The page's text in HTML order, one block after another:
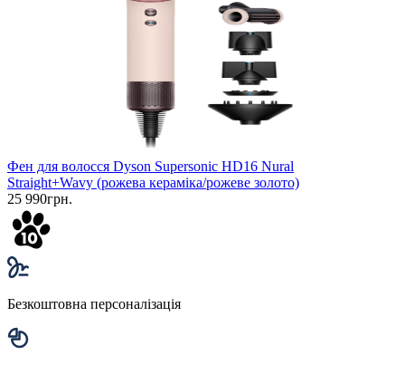
Фен для волосся Dyson Supersonic HD16 Nural
Straight+Wavy (рожева кераміка/рожеве золото)
25 990грн.
Безкоштовна персоналізація